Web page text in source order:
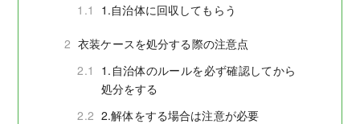
1.1
1.自治体に回収してもらう
2 衣装ケースを処分する際の注意点
2.1
1.自治体のルールを必ず確認してから
処分をする
2.2 2.解体をする場合は注意が必要